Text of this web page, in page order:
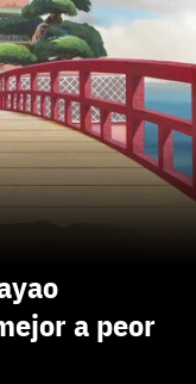
a peor
cuenta?
gratis
ya no está
usando tu cuenta
espacios, tildes
de privacidad y